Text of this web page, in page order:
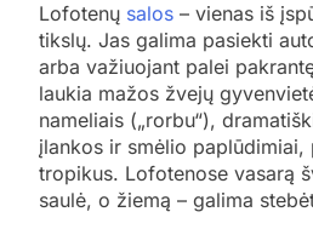
Lofotenų salos – vienas iš
tikslų. Jas galima pasiekti
arba važiuojant palei
laukia mažos žvejų
nameliais („rorbu“),
įlankos ir smėlio paplūdimiai,
tropikus. Lofotenose vasarą
saulė, o žiemą – galima